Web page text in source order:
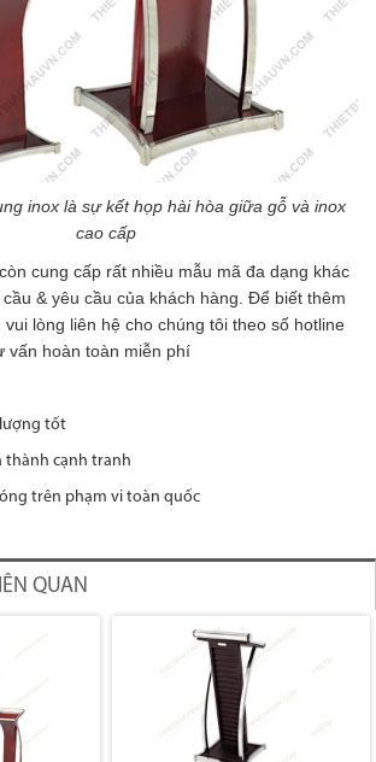
inox là sự kết họp hài hòa giữa gỗ và inox
cao cấp
cung cấp rất nhiều mẫu mã đa dạng khác
& yêu cầu của khách hàng. Để biết thêm
lòng liên hệ cho chúng tôi theo số hotline
vấn hoàn toàn miễn phí
lượng tốt
thành cạnh tranh
trên phạm vi toàn quốc
QUAN